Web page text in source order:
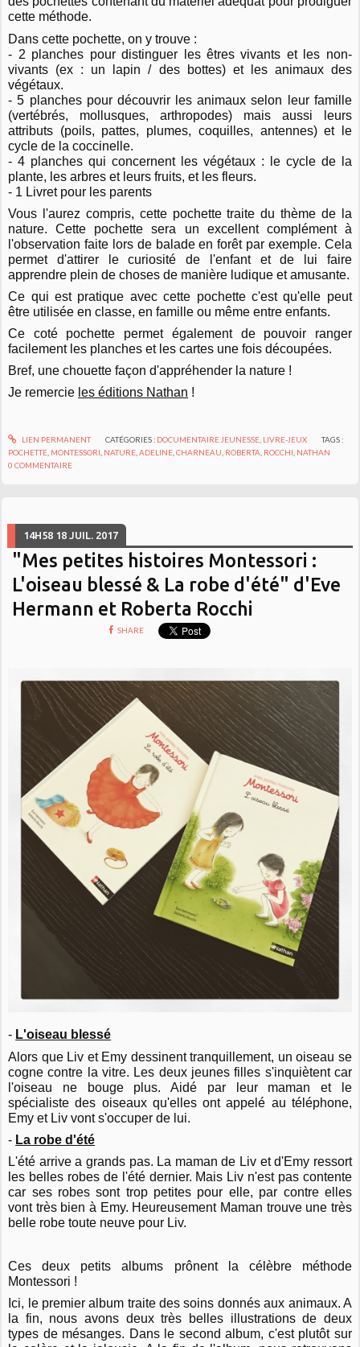
cette méthode.
Dans cette pochette, on y trouve :
- 2 planches pour distinguer les êtres vivants et les non-
vivants (ex : un lapin / des bottes) et les animaux des
végétaux.
- 5 planches pour découvrir les animaux selon leur famille
(vertébrés, mollusques, arthropodes) mais aussi leurs
attributs (poils, pattes, plumes, coquilles, antennes) et le
cycle de la coccinelle.
- 4 planches qui concernent les végétaux : le cycle de la
plante, les arbres et leurs fruits, et les fleurs.
- 1 Livret pour les parents
Vous l'aurez compris, cette pochette traite du thème de la
nature. Cette pochette sera un excellent complément à
l'observation faite lors de balade en forêt par exemple. Cela
permet d'attirer le curiosité de l'enfant et de lui faire
apprendre plein de choses de manière ludique et amusante.
Ce qui est pratique avec cette pochette c'est qu'elle peut
être utilisée en classe, en famille ou même entre enfants.
Ce coté pochette permet également de pouvoir ranger
facilement les planches et les cartes une fois découpées.
Bref, une chouette façon d'appréhender la nature !
Je remercie les éditions Nathan !
LIEN PERMANENT CATÉGORIES : DOCUMENTAIRE JEUNESSE, LIVRE-JEUX
TAGS :
POCHETTE MONTESSORI NATURE ,ADELINE ,CHARNEAU ROBERTA ROCCHI NATHAN
0 COMMENTAIRE
14H58 18 JUIL. 2017
"Mes petites histoires Montessori :
L'oiseau blessé & La robe d'été" d'Eve
Hermann et Roberta Rocchi
SHARE
- L'oiseau blessé
Alors que Liv et Emy dessinent tranquillement, un oiseau se
cogne contre la vitre. Les deux jeunes filles s'inquiètent car
l'oiseau ne bouge plus. Aidé par leur maman et le
spécialiste des oiseaux qu'elles ont appelé au téléphone,
Emy et Liv vont s'occuper de lui.
- La robe d'été
L'été arrive a grands pas. La maman de Liv et d'Emy ressort
les belles robes de l'été dernier. Mais Liv n'est pas contente
car ses robes sont trop petites pour elle, par contre elles
vont très bien à Emy. Heureusement Maman trouve une très
belle robe toute neuve pour Liv.
Ces deux petits albums prônent la célèbre méthode
Montessori !
Ici, le premier album traite des soins donnés aux animaux. A
la fin, nous avons deux très belles illustrations de deux
types de mésanges. Dans le second album, c'est plutôt sur